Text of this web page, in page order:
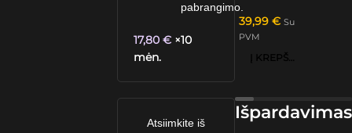
pabrangimo.
17,80€ ×10
mėn.
Atsiimkite iš
39,99 € Su
PVM
Į KREPŠELĮ
Išpardavimas